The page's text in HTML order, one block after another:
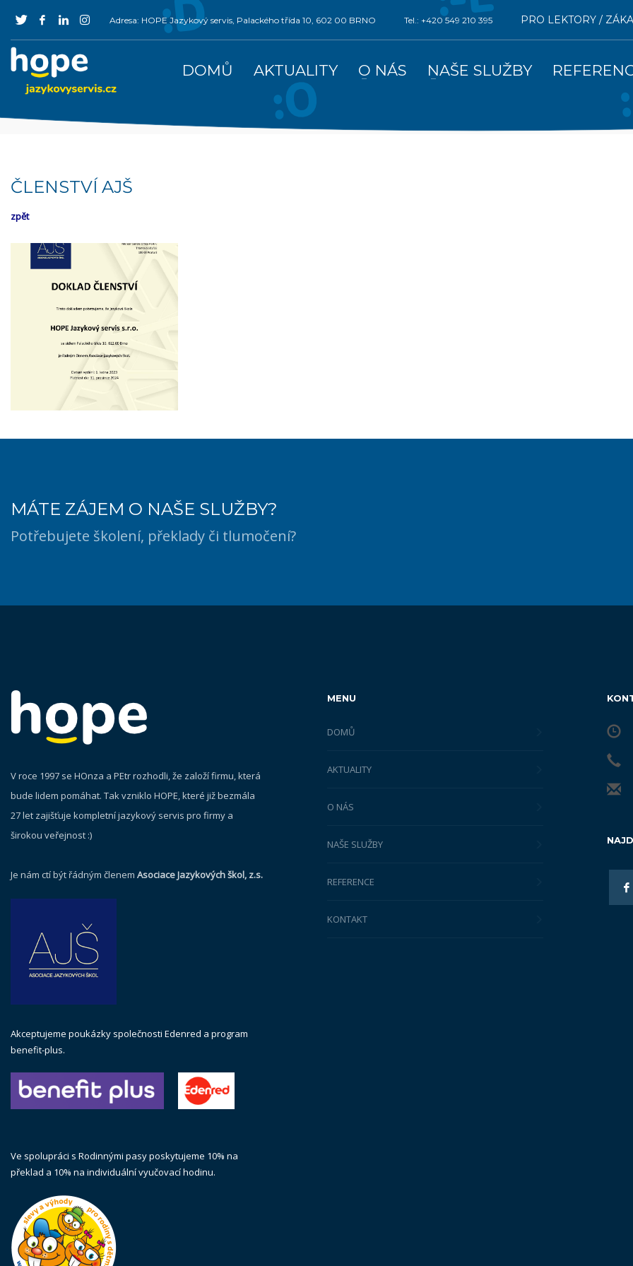
Adresa: HOPE Jazykový servis, Palackého třída 10, 602 00 BRNO Tel.: +420 549 210 395 PRO LEKTORY /
DOMŮ AKTUALITY O NÁS NAŠE SLUŽBY
ČLENSTVÍ AJŠ
zpět
MÁTE ZÁJEM O NAŠE SLUŽBY?
Potřebujete školení, překlady či tlumočení?
V roce 1997 se HOnza a PEtr rozhodli, že založí firmu, která
bude lidem pomáhat. Tak vzniklo HOPE, které již bezmála
27 let zajišťuje kompletní jazykový servis pro firmy a
širokou veřejnost :)
Je nám ctí být řádným členem Asociace Jazykových škol, z.s.
Akceptujeme poukázky společnosti Edenred a program
benefit-plus.
Ve spolupráci s Rodinnými pasy poskytujeme 10% na
překlad a 10% na individuální vyučovací hodinu.
MENU
DOMŮ
AKTUALITY
O NÁS
NAŠE SLUŽBY
REFERENCE
KONTAKT